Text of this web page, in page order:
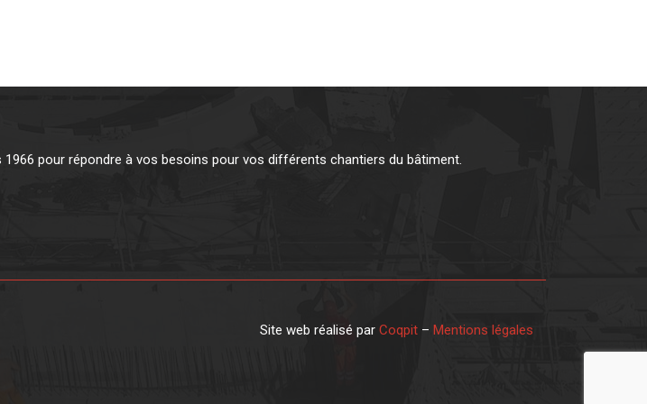
pour répondre à vos besoins pour vos différents chantiers du bâtiment.
Site web réalisé parCoqpit –Mentions légales